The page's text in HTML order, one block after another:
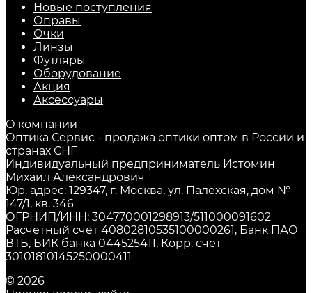
Новые поступления
Оправы
Очки
Линзы
Футляры
Оборудование
Акция
Аксессуары
О компании
Оптика Сервис - продажа оптики оптом в России и
странах СНГ
Индивидуальный предприниматель Истомин
Михаил Александрович
Юр. адрес: 129347, г. Москва, ул. Палехская, дом №
147/1, кв. 346
ОГРНИП/ИНН: 304770001298913/511000091602
Расчетный счет 40802810535100000261, Банк ПАО
ВТБ, БИК банка 044525411, Корр. счет
30101810145250000411
© 2026